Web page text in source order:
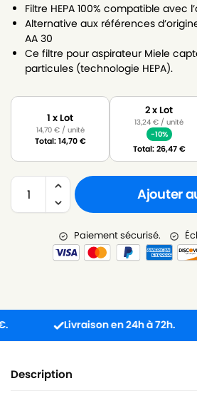
Filtre HEPA 100% compatible avec
Alternative aux références
AA 30
Ce filtre pour aspirateur Miele
particules (technologie HEPA).
1 x Lot
14,70 €/ unité
Total:14,70€
2 x Lot
13,24€ / unité
-10%
Total:26,47€
Ajouter
Paiement sécurisé.
Livraison en 24h à 72h.
Description